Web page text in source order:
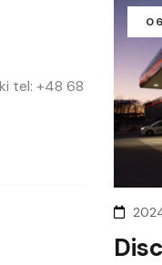
tel: +48 68
06